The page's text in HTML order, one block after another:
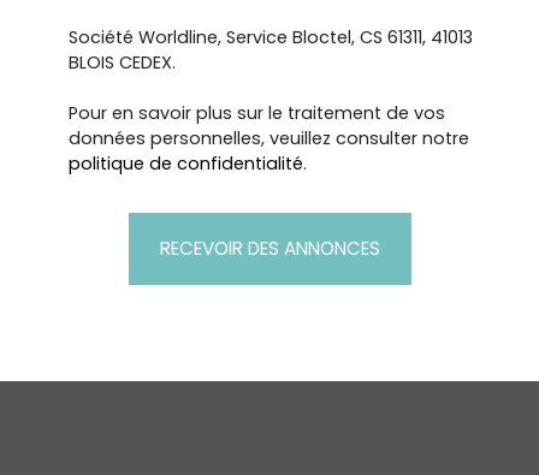
Société Worldline, Service Bloctel, CS 61311, 41013
BLOIS CEDEX.
Pour en savoir plus sur le traitement de vos
données personnelles, veuillez consulter notre
politique de confidentialité.
RECEVOIR DES ANNONCES